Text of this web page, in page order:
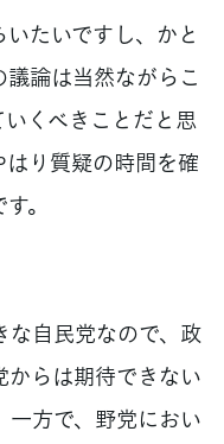
たいですし、かと
論は当然ながらこ
くべきことだと思
り質疑の時間を確
。
自民党なので、政
らは期待できない
一方で、野党におい